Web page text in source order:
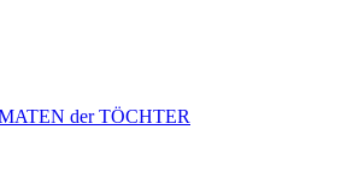
der TÖCHTER